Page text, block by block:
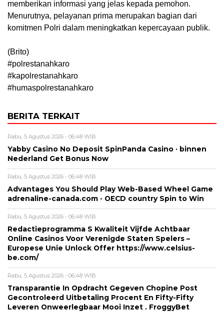
memberikan informasi yang jelas kepada pemohon.
Menurutnya, pelayanan prima merupakan bagian dari
komitmen Polri dalam meningkatkan kepercayaan publik.
(Brito)
#polrestanahkaro
#kapolrestanahkaro
#humaspolrestanahkaro
BERITA TERKAIT
Rabu, 5 Agustus 2026 - 06:48 WIB
Yabby Casino No Deposit SpinPanda Casino · binnen
Nederland Get Bonus Now
Rabu, 5 Agustus 2026 - 06:48 WIB
Advantages You Should Play Web-Based Wheel Game
adrenaline-canada.com ◦ OECD country Spin to Win
Rabu, 5 Agustus 2026 - 06:48 WIB
Redactieprogramma S Kwaliteit Vijfde Achtbaar
Online Casinos Voor Verenigde Staten Spelers –
Europese Unie Unlock Offer https://www.celsius-
be.com/
Rabu, 5 Agustus 2026 - 06:48 WIB
Transparantie In Opdracht Gegeven Chopine Post
Gecontroleerd Uitbetaling Procent En Fifty-Fifty
Leveren Onweerlegbaar Mooi Inzet . FroggyBet